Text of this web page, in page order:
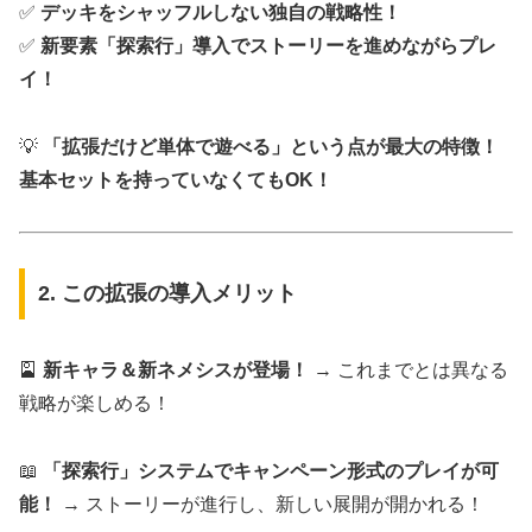
✅ デッキをシャッフルしない独自の戦略性！
✅ 新要素「探索行」導入でストーリーを進めながらプレ
イ！
💡
「拡張だけど単体で遊べる」という点が最大の特徴！
基本セットを持っていなくてもOK！
2. この拡張の導入メリット
🎴 新キャラ＆新ネメシスが登場！
→ これまでとは異なる
戦略が楽しめる！
📖
「探索行」システムでキャンペーン形式のプレイが可
能！
→ ストーリーが進行し、新しい展開が開かれる！